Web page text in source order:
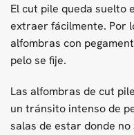
El cut pile queda suelto
extraer fácilmente. Por
alfombras con
pelo se fije.
Las alfombras de cut
un tránsito intenso de
salas de estar donde